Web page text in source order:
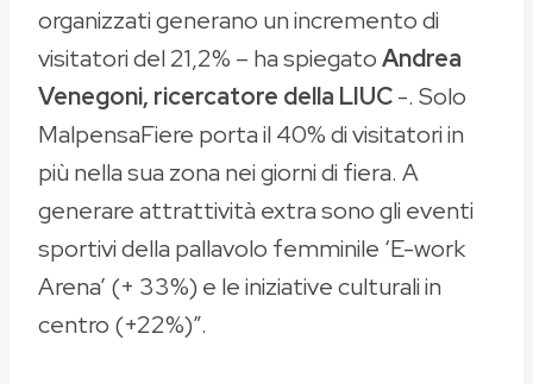
organizzati generano un incremento di
visitatori del 21,2% – ha spiegatoAndrea
Venegoni, ricercatore della LIUC-. Solo
MalpensaFiere porta il 40% di visitatori in
più nella sua zona nei giorni di fiera. A
generare attrattività extra sono gli eventi
sportivi della pallavolo femminile ‘E-work
Arena’ (+ 33%) e le iniziative culturali in
centro (+22%)”.